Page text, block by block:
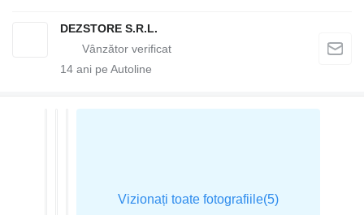
DEZSTORE S.R.L.
14 ani pe Autoline